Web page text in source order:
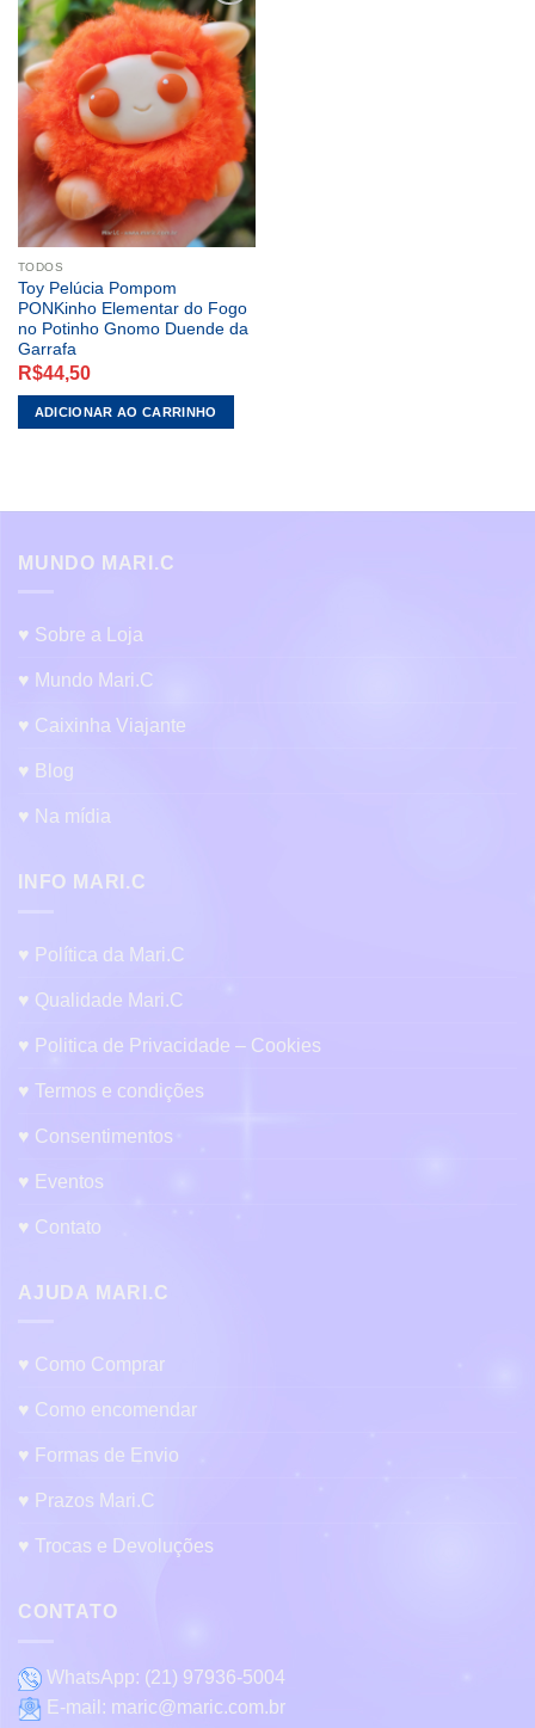
ADICIONAR
A LISTA DE
DESEJOS
TODOS
Toy Pelúcia Pompom
PONKinho Elementar do Fogo
no Potinho Gnomo Duende da
Garrafa
R$44,50
ADICIONAR AO CARRINHO
MUNDO MARI.C
♥ Sobre a Loja
♥ Mundo Mari.C
♥ Caixinha Viajante
♥ Blog
♥ Na mídia
INFO MARI.C
♥ Política da Mari.C
♥ Qualidade Mari.C
♥ Politica de Privacidade – Cookies
♥ Termos e condições
♥ Consentimentos
♥ Eventos
♥ Contato
AJUDA MARI.C
♥ Como Comprar
♥ Como encomendar
♥ Formas de Envio
♥ Prazos Mari.C
♥ Trocas e Devoluções
CONTATO
WhatsApp: (21) 97936-5004
E-mail: maric@maric.com.br